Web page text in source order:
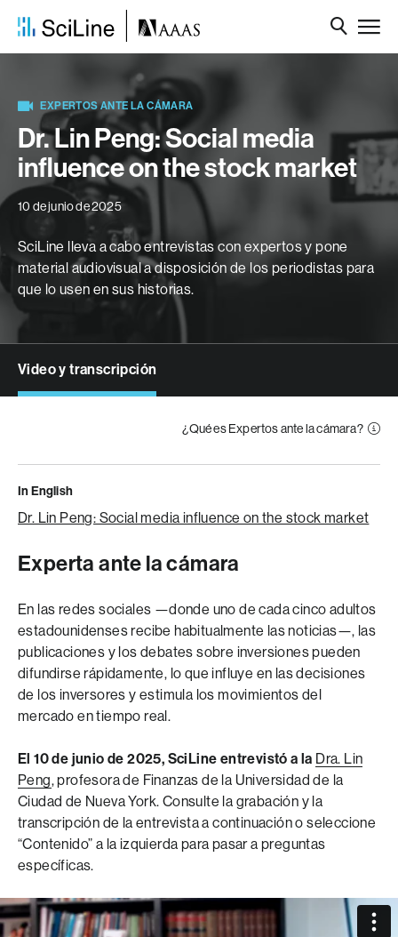
EXPERTOS ANTE LA CÁMARA
Dr. Lin Peng: Social media
influence on the stock market
10 de junio de 2025
SciLine lleva a cabo entrevistas con expertos y pone
material audiovisual a disposición de los periodistas para
que lo usen en sus historias.
Video y transcripción
¿Qué es Expertos ante la cámara?
In English
Dr. Lin Peng: Social media influence on the stock market
Experta ante la cámara
En las redes sociales —donde uno de cada cinco adultos
estadounidenses recibe habitualmente las noticias—, las
publicaciones y los debates sobre inversiones pueden
difundirse rápidamente, lo que influye en las decisiones
de los inversores y estimula los movimientos del
mercado en tiempo real.
El 10 de junio de 2025, SciLine entrevistó a la Dra. Lin
Peng, profesora de Finanzas de la Universidad de la
Ciudad de Nueva York. Consulte la grabación y la
transcripción de la entrevista a continuación o seleccione
“Contenido” a la izquierda para pasar a preguntas
específicas.